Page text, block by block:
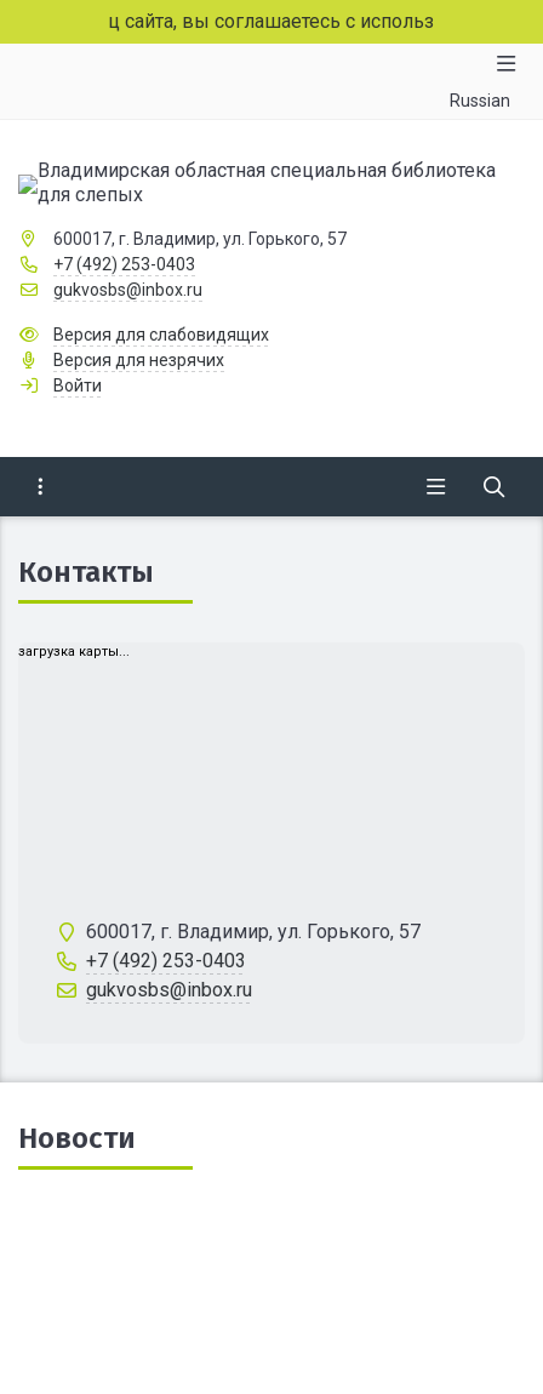
сайта, вы соглашаетесь с использованием файлов
Russian
Владимирская областная специальная библиотека
для слепых
600017, г. Владимир, ул. Горького, 57
+7 (492) 253-0403
gukvosbs@inbox.ru
Версия для слабовидящих
Версия для незрячих
Войти
Контакты
загрузка карты...
600017, г. Владимир, ул. Горького, 57
+7 (492) 253-0403
gukvosbs@inbox.ru
Новости